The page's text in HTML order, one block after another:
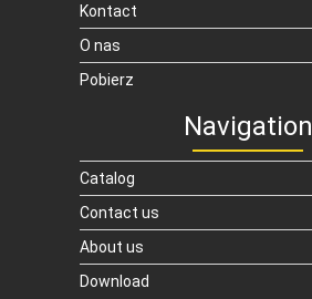
Kontact
O nas
Pobierz
Navigation
Catalog
Contact us
About us
Download